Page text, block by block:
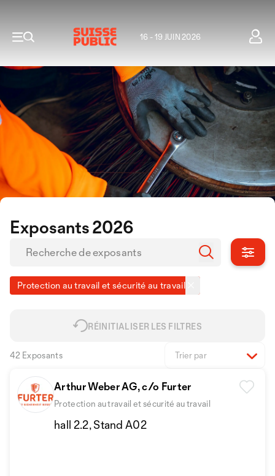
16 - 19 JUIN 2026
Exposants 2026
Protection au travail et sécurité au travail
RÉINITIALISER LES FILTRES
42 Exposants Trier par
Arthur Weber AG, c/o Furter
Protection au travail et sécurité au travail
hall 2.2, Stand A02